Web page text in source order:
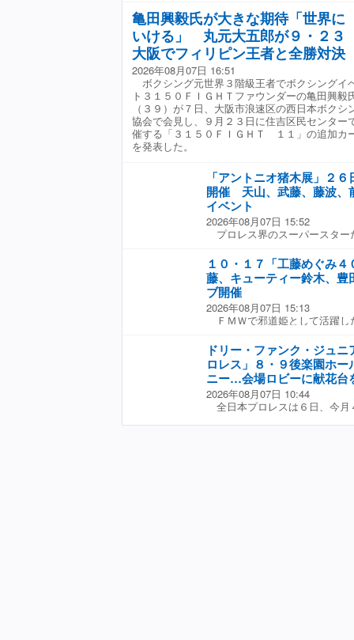
で、両国でできるとは思って
いただけたことに感謝の気持
ださる方、見に来てくださる
じゃないかと思われていると
人生をかけて勝ちにいきたい
だければ」とすでに負けを見
ひょうと意気込んだ。 ＤＤＴ
うな斬新なプロレスに興味を
らには１０月に開幕する「ス
（ＳＪＴＬ）」のパートナー
なり「丸刈りブラザーズ、マ
っていければ。その前に良い
す」と野望を口にした。 一方
に変えた須見は「まずはタイ
サル防衛して、良い踏み台に
応じた。フォトセッションで
８）が７日、「【ご報告】」
「色々言われそうですが…私事
させて頂いた１０代女性の方
告した。 赤い薔薇の花束をプ
婚約指輪を薬指につけた手を
ーからは「おめでとうござい
などと祝福コメントが寄せら
下の通り。 【ご報告】 色々言
が、以前からお付き合いさせ
いたしました。 いつも一番近
に、笑顔あふれる家庭を築い
援よろしくお願いいたします
亀田興毅氏が大きな期待「世界に
いける」 丸元大五郎が９・２３
大阪でフィリピン王者と全勝対決
2026年08月07日 16:51
ボクシング元世界３階級王者でボクシングイ
ト３１５０ＦＩＧＨＴファウンダーの亀田興毅
（３９）が７日、大阪市浪速区の西日本ボクシ
協会で会見し、９月２３日に住吉区民センター
催する「３１５０ＦＩＧＨＴ １１」の追加カ
を発表した。
「アントニオ猪木展」２
開催 天山、武藤、藤波、
イベント
2026年08月07日 15:52
プロレス界のスーパースタ
展」が、２６日から９月７日
れる。豪華ゲストによる特別
同展では猪木さんが実際に試
ライバルたちとの激闘を物語
「名古屋猪木展」では、レジ
トも予定され、１５日の新日
ら「名古屋引退報告会」と題
を開く。引退したばかりの猛
らに２９日には武藤敬司、３
波辰爾、９月５日には前田日
周年の初代タイガーマスク（
弟子たちによるサイン会＆ト
１０・１７「工藤めぐみ
藤、キューティー鈴木、豊
ブ開催
2026年08月07日 15:13
ＦＭＷで邪道姫として活躍
ンネル」を更新。「工藤めぐ
説〜」（１０月１７日、東京
藤ＧＭ、キューティー鈴木、
ニライブ開催を発表した。 工
ャパン女子プロレスからＪＷ
と団体は違えど、３人は１９
イドル的人気を誇った。それ
ドリー・ファンク・ジュ
ロレス」８・９後楽園ホ
ニー…会場ロビーに献花台
2026年08月07日 10:44
全日本プロレスは６日、今